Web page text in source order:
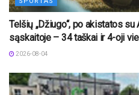
Telšių „Džiugo“, po akistatos su
sąskaitoje – 34 taškai ir 4-oji
2026-08-04